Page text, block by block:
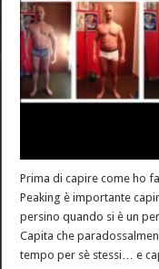
Prima di capire come ho
Peaking è importante
persino quando si è un
Capita che
tempo per sè stessi… e